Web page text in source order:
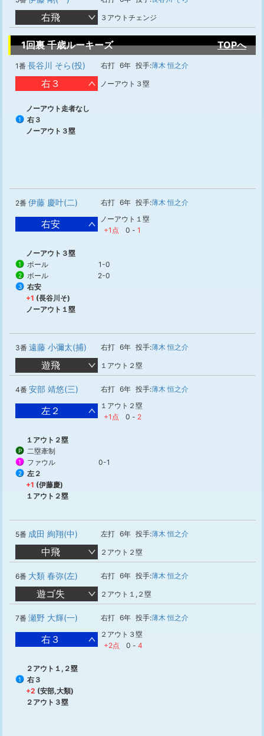
右飛 ３アウトチェンジ
1回裏 千歳ルーキーズ TOPへ
1番 長谷川 そら(投) 右打 6年 投手:薄木 恒之介
右３ ノーアウト３塁
ノーアウト走者なし
1
右３
ノーアウト３塁
2番 伊藤 慶叶(二) 右打 6年 投手:薄木 恒之介
右安
ノーアウト１塁
+1点
0 - 1
ノーアウト３塁
1 ボール 1-0
2 ボール 2-0
3
右安
+1 (長谷川そ)
ノーアウト１塁
3番 遠藤 小彌太(捕) 右打 6年 投手:薄木 恒之介
遊飛 １アウト２塁
4番 安部 靖悠(三) 右打 6年 投手:薄木 恒之介
左２
１アウト２塁
+1点
0 - 2
１アウト２塁
P 二塁牽制
1 ファウル 0-1
2
左２
+1 (伊藤慶)
１アウト２塁
5番 成田 絢翔(中) 左打 6年 投手:薄木 恒之介
中飛 ２アウト２塁
6番 大類 春弥(左) 右打 6年 投手:薄木 恒之介
遊ゴ失 ２アウト１,２塁
7番 瀬野 大輝(一) 右打 6年 投手:薄木 恒之介
右３
２アウト３塁
+2点
0 - 4
２アウト１,２塁
1
右３
+2 (安部,大類)
２アウト３塁